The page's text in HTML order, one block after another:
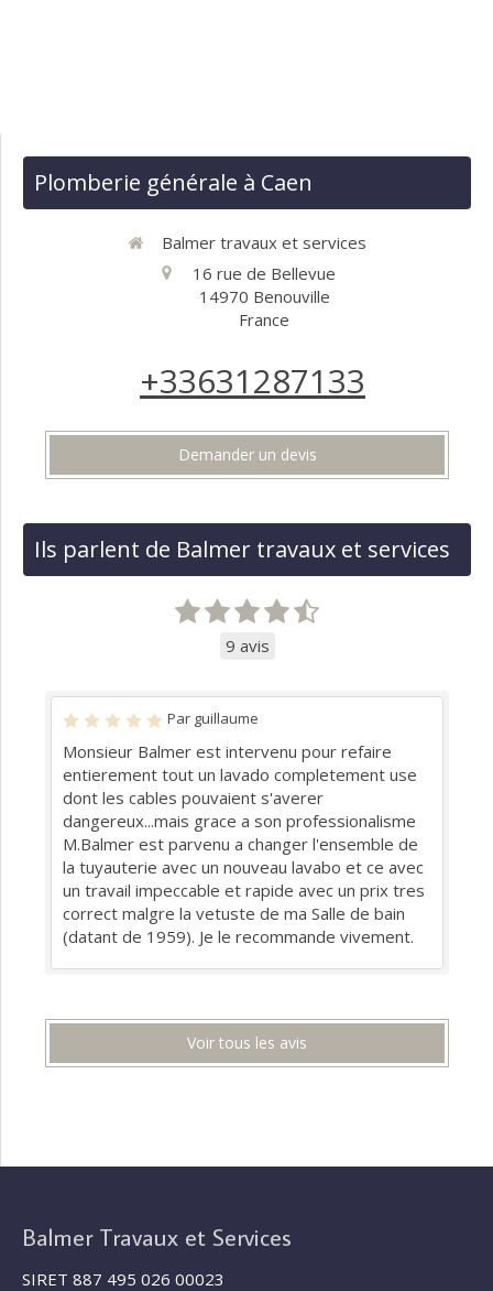
Plomberie générale à Caen
Balmer travaux et services
16 rue de Bellevue
14970 Benouville
France
+33631287133
Demander un devis
Ils parlent de Balmer travaux et services
9 avis
Par guillaume
Monsieur Balmer est intervenu pour refaire
entierement tout un lavado completement use
dont les cables pouvaient s'averer
dangereux...mais grace a son professionalisme
M.Balmer est parvenu a changer l'ensemble de
la tuyauterie avec un nouveau lavabo et ce avec
un travail impeccable et rapide avec un prix tres
correct malgre la vetuste de ma Salle de bain
(datant de 1959). Je le recommande vivement.
Voir tous les avis
Balmer Travaux et Services
SIRET 887 495 026 00023